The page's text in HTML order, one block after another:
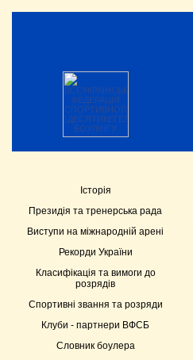
Історія
Президія та тренерська рада
Виступи на міжнародній арені
Рекорди України
Класифікація та вимоги до
розрядів
Спортивні звання та розряди
Клуби - партнери ВФСБ
Словник боулера